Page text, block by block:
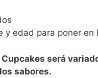
y edad para poner en
será
sabores.